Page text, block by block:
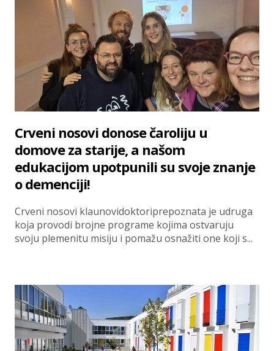
Crveni nosovi donose čaroliju u
domove za starije, a našom
edukacijom upotpunili su svoje znanje
o demenciji!
Crveni nosovi klaunovidoktoriprepoznata je udruga
koja provodi brojne programe kojima ostvaruju
svoju plemenitu misiju i pomažu osnažiti one koji s...